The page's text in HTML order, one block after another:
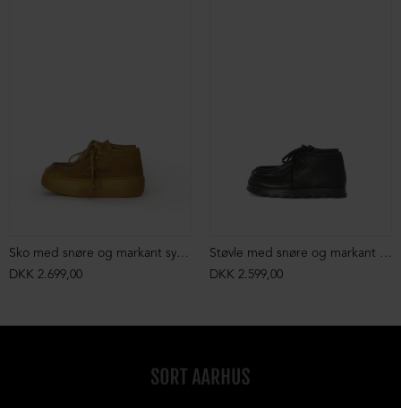
Sko med snøre og markant syning
DKK 2.699,00
Støvle med snøre og markant syning
DKK 2.599,00